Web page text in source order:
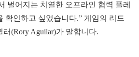
벌어지는 치열한 오프라인 협력 플레
확인하고 싶었습니다.” 게임의 리드
(Rory Aguilar)가 말합니다.